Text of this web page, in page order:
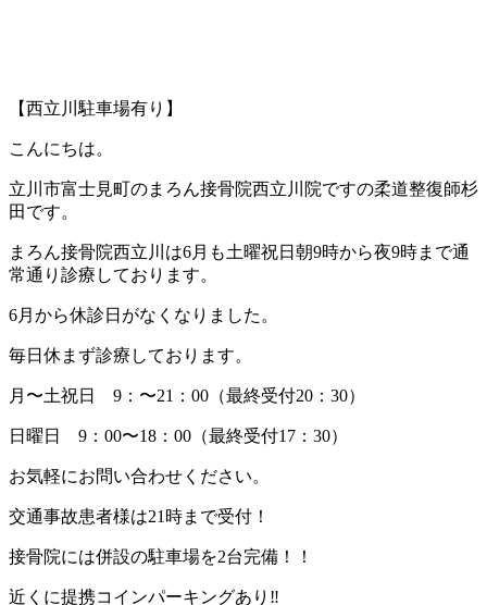
【西立川駐車場有り】
こんにちは。
立川市富士見町のまろん接骨院西立川院ですの柔道整復師杉
田です。
まろん接骨院西立川は6月も土曜祝日朝9時から夜9時まで通
常通り診療しております。
6月から休診日がなくなりました。
毎日休まず診療しております。
月〜土祝日 9：〜21：00（最終受付20：30）
日曜日 9：00〜18：00（最終受付17：30）
お気軽にお問い合わせください。
交通事故患者様は21時まで受付！
接骨院には併設の駐車場を2台完備！！
近くに提携コインパーキングあり‼︎